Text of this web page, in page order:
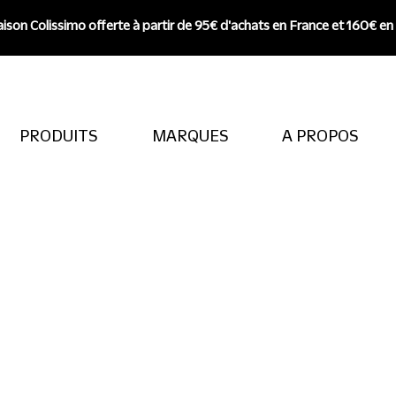
Colissimo offerte à partir de 95€ d'achats en France et 160€ en
PRODUITS MARQUES A PROPOS